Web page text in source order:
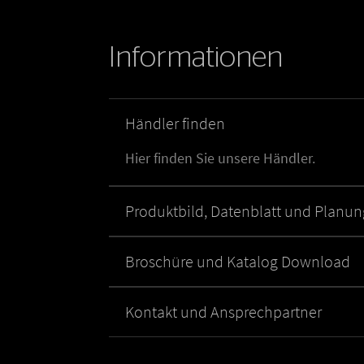
Informationen
Händler finden
Hier finden Sie unsere Händler.
Produktbild, Datenblatt und
Broschüre und Katalog Download
Kontakt und Ansprechpartner